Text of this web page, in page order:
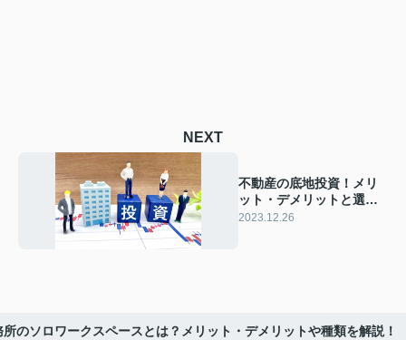
NEXT
不動産の底地投資！メリ
ット・デメリットと選び
方のポイントを解説
2023.12.26
所のソロワークスペースとは？メリット・デメリットや種類を解説！